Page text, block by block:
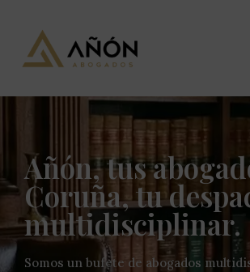
Añón, tus
Coruña, tu
multidisciplinar.
Somos un bufete de abogados